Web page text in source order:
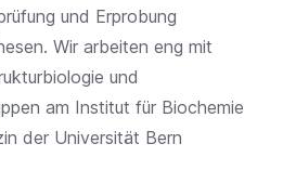
und Erprobung
Wir arbeiten eng mit
und
am Institut für Biochemie
der Universität Bern